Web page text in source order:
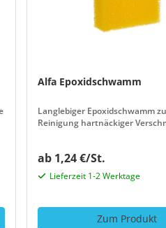
Alfa Epoxidschwamm
Langlebiger Epoxidschwamm
Reinigung hartnäckiger
ab 1,24 €/St.
Lieferzeit 1-2 Werktage
Zum Produkt